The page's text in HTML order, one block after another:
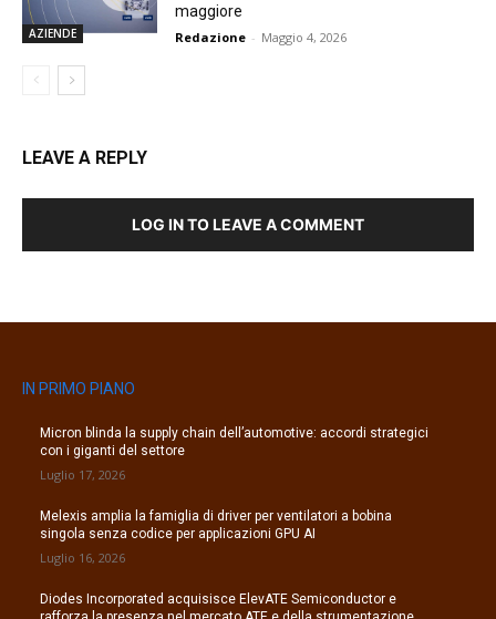
AZIENDE
maggiore
Redazione - Maggio 4, 2026
LEAVE A REPLY
LOG IN TO LEAVE A COMMENT
IN PRIMO PIANO
Micron blinda la supply chain dell’automotive: accordi strategici
con i giganti del settore
Luglio 17, 2026
Melexis amplia la famiglia di driver per ventilatori a bobina
singola senza codice per applicazioni GPU AI
Luglio 16, 2026
Diodes Incorporated acquisisce ElevATE Semiconductor e